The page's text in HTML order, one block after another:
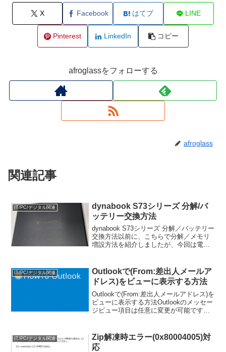
X Facebook はてブ LINE
Pinterest LinkedIn コピー
afroglassをフォローする
afroglass
関連記事
IT/PC/デジタル関連
dynabook S73シリーズ 分解/バ
ッテリー交換方法
dynabook S73シリーズ 分解／バッテリー
交換方法以前に、こちらで分解／メモリ
増設方法を紹介しましたが、今回は電池
品で、使わずに放置していると劣化が進
んだり、充...
IT/PC/デジタル関連
Outlookで(From:差出人メールア
ドレス)をビューに表示する方法
Outlookで(From:差出人メールアドレス)を
ビューに表示する方法Outlookのメッセー
ジビュー項目は任意に変更が可能です
無料のフォームを利用して「電子メ...
IT/PC/デジタル関連
Zip解凍時エラー(0x80004005)対
応